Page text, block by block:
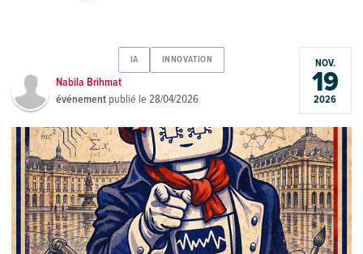
IA INNOVATION
Nabila Brihmat
événement publié le28/04/2026
NOV.
19
2026